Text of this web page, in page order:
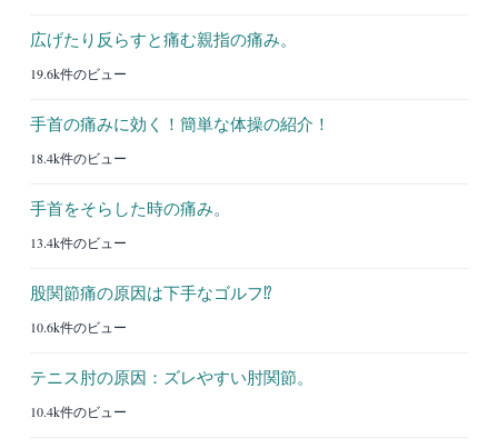
広げたり反らすと痛む親指の痛み。
19.6k件のビュー
手首の痛みに効く！簡単な体操の紹介！
18.4k件のビュー
手首をそらした時の痛み。
13.4k件のビュー
股関節痛の原因は下手なゴルフ⁉︎
10.6k件のビュー
テニス肘の原因：ズレやすい肘関節。
10.4k件のビュー